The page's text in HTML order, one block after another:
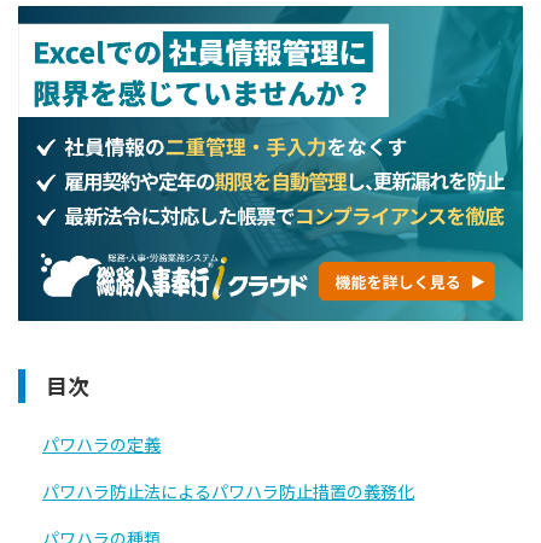
目次
パワハラの定義
パワハラ防止法によるパワハラ防止措置の義務化
パワハラの種類